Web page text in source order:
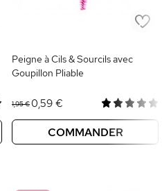
Peigne à Cils & Sourcils avec
Goupillon Pliable
1,95 €0,59 €
COMMANDER